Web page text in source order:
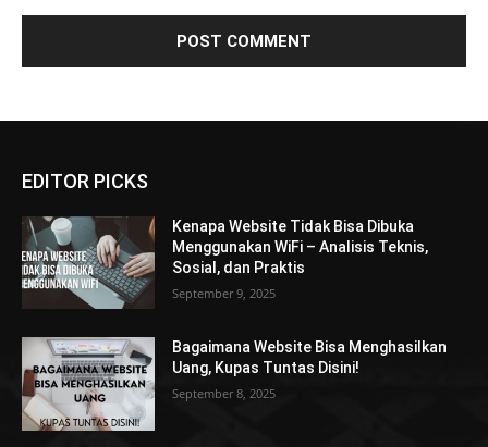
EDITOR PICKS
Kenapa Website Tidak Bisa Dibuka
Menggunakan WiFi – Analisis Teknis,
Sosial, dan Praktis
September 9, 2025
Bagaimana Website Bisa Menghasilkan
Uang, Kupas Tuntas Disini!
September 8, 2025